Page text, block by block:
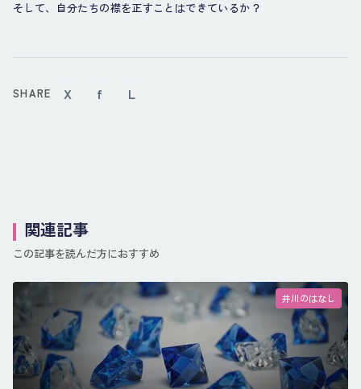
そして、自分たちの襟を正すことはできているか？
SHARE X f L
関連記事
この記事を読んだ方におすすめ
井川のはなし